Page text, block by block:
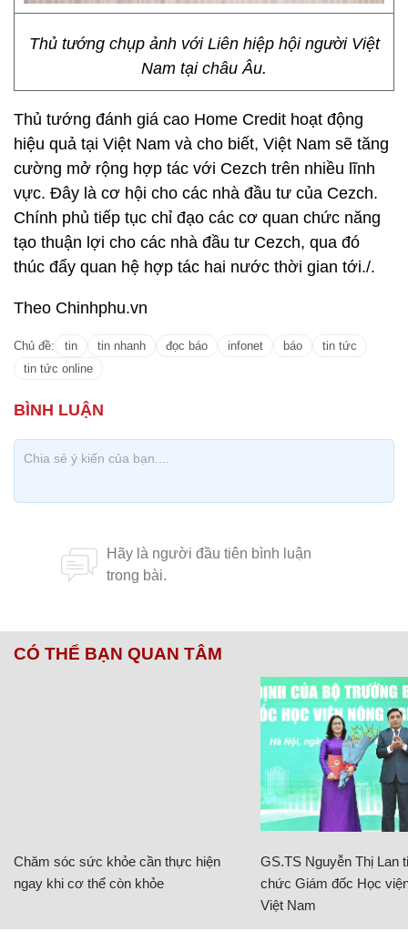
Thủ tướng chụp ảnh với Liên hiệp hội người Việt
Nam tại châu Âu.
Thủ tướng đánh giá cao Home Credit hoạt động
hiệu quả tại Việt Nam và cho biết, Việt Nam sẽ tăng
cường mở rộng hợp tác với Cezch trên nhiều lĩnh
vực. Đây là cơ hội cho các nhà đầu tư của Cezch.
Chính phủ tiếp tục chỉ đạo các cơ quan chức năng
tạo thuận lợi cho các nhà đầu tư Cezch, qua đó
thúc đẩy quan hệ hợp tác hai nước thời gian tới./.
Theo Chinhphu.vn
Chủ đề: tin tin nhanh đọc báo infonet báo
tin tức
tin tức online
CÓ THỂ BẠN QUAN TÂM
Chăm sóc sức khỏe cần thực hiện
ngay khi cơ thể còn khỏe
GS.TS Nguyễn Thị Lan
chức Giám đốc Học
Việt Nam